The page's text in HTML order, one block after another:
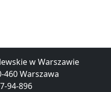
w Warszawie
460 Warszawa
94-896